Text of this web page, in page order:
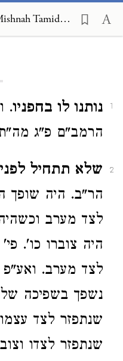
Tosafot Yom Tov on Mishnah Tamid 6:3
1 נותנו לו בחפניו.
הרמב"ם פ"ג
2 שלא תתחיל
הר"ב. היה שופך
לצד מערב
היה צוברו כו'.
לצד מערב.
נשפך בשפיכה
שנתפזר לצד
שנתפזר לצדו